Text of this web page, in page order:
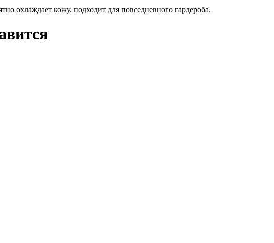
охлаждает кожу, подходит для повседневного гардероба.